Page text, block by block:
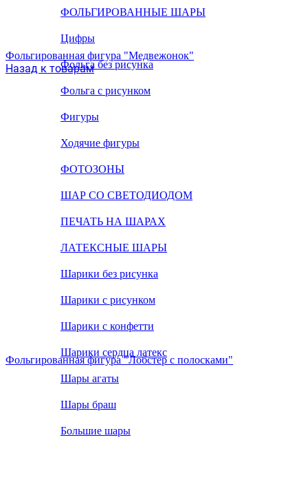
ФОЛЬГИРОВАННЫЕ ШАРЫ
Цифры
Фольга без рисунка
Фольга с рисунком
Фигуры
Ходячие фигуры
ФОТОЗОНЫ
ШАР СО СВЕТОДИОДОМ
ПЕЧАТЬ НА ШАРАХ
ЛАТЕКСНЫЕ ШАРЫ
Шарики без рисунка
Шарики с рисунком
Шарики с конфетти
Шарики сердца латекс
Шары агаты
Шары браш
Большие шары
Фольгированная фигура "Медвежонок"
Назад к товарам
Фольгированная фигура "Лобстер с полосками"